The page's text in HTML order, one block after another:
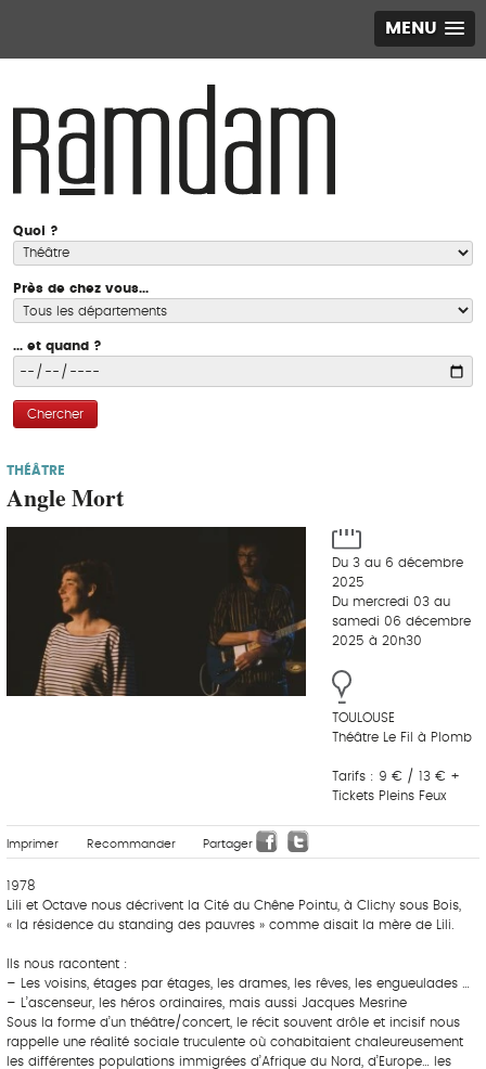
MENU
Quoi ?
Près de chez vous...
... et quand ?
Chercher
THÉÂTRE
Angle Mort
Du 3 au 6 décembre
2025
Du mercredi 03 au
samedi 06 décembre
2025 à 20h30
TOULOUSE
Théâtre Le Fil à Plomb
Tarifs : 9 € / 13 € +
Tickets Pleins Feux
Imprimer Recommander Partager
1978
Lili et Octave nous décrivent la Cité du Chêne Pointu, à Clichy sous Bois,
« la résidence du standing des pauvres » comme disait la mère de Lili.
Ils nous racontent :
– Les voisins, étages par étages, les drames, les rêves, les engueulades …
– L’ascenseur, les héros ordinaires, mais aussi Jacques Mesrine
Sous la forme d’un théâtre/concert, le récit souvent drôle et incisif nous
rappelle une réalité sociale truculente où cohabitaient chaleureusement
les différentes populations immigrées d’Afrique du Nord, d’Europe… les